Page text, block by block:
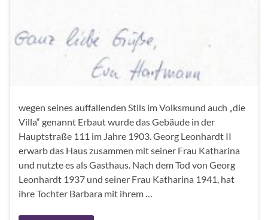
wegen seines auffallenden Stils im Volksmund auch „die
Villa“ genannt Erbaut wurde das Gebäude in der
Hauptstraße 111 im Jahre 1903. Georg Leonhardt II
erwarb das Haus zusammen mit seiner Frau Katharina
und nutzte es als Gasthaus. Nach dem Tod von Georg
Leonhardt 1937 und seiner Frau Katharina 1941, hat
ihre Tochter Barbara mit ihrem …